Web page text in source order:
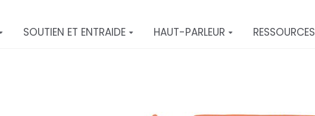
SOUTIEN ET ENTRAIDE HAUT-PARLEUR RESSOURCES